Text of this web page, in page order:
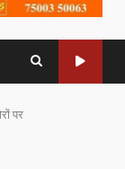
पर